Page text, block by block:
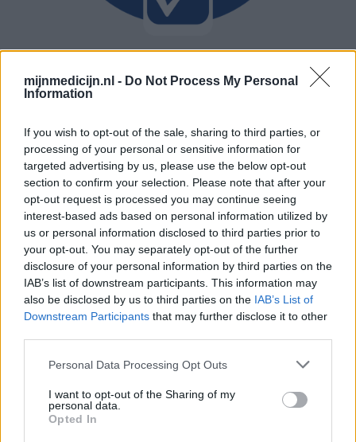
mijnmedicijn.nl - Do Not Process My Personal
Information
If you wish to opt-out of the sale, sharing to third parties, or
processing of your personal or sensitive information for
targeted advertising by us, please use the below opt-out
section to confirm your selection. Please note that after your
opt-out request is processed you may continue seeing
interest-based ads based on personal information utilized by
us or personal information disclosed to third parties prior to
your opt-out. You may separately opt-out of the further
disclosure of your personal information by third parties on the
IAB’s list of downstream participants. This information may
also be disclosed by us to third parties on the IAB’s List of
Downstream Participants that may further disclose it to other
Personal Data Processing Opt Outs
I want to opt-out of the Sharing of my
personal data.
Opted In